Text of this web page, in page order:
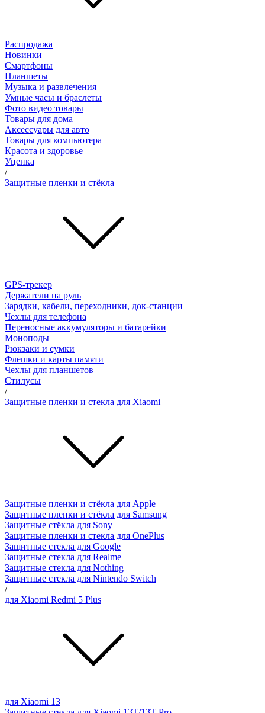
Распродажа
Новинки
Смартфоны
Планшеты
Музыка и развлечения
Умные часы и браслеты
Фото видео товары
Товары для дома
Аксессуары для авто
Товары для компьютера
Красота и здоровье
Уценка
/
Защитные пленки и стёкла
GPS-трекер
Держатели на руль
Зарядки, кабели, переходники, док-станции
Чехлы для телефона
Переносные аккумуляторы и батарейки
Моноподы
Рюкзаки и сумки
Флешки и карты памяти
Чехлы для планшетов
Стилусы
/
Защитные пленки и стекла для Xiaomi
Защитные пленки и стёкла для Apple
Защитные пленки и стёкла для Samsung
Защитные стёкла для Sony
Защитные пленки и стекла для OnePlus
Защитные стекла для Google
Защитные стекла для Realme
Защитные стекла для Nothing
Защитные стекла для Nintendo Switch
/
для Xiaomi Redmi 5 Plus
для Xiaomi 13